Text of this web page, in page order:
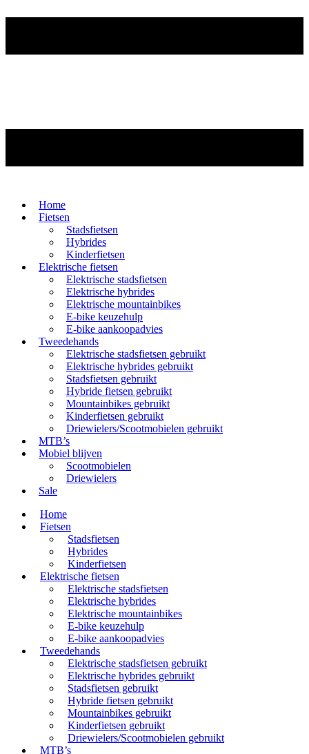
Home
Fietsen
Stadsfietsen
Hybrides
Kinderfietsen
Elektrische fietsen
Elektrische stadsfietsen
Elektrische hybrides
Elektrische mountainbikes
E-bike keuzehulp
E-bike aankoopadvies
Tweedehands
Elektrische stadsfietsen gebruikt
Elektrische hybrides gebruikt
Stadsfietsen gebruikt
Hybride fietsen gebruikt
Mountainbikes gebruikt
Kinderfietsen gebruikt
Driewielers/Scootmobielen gebruikt
MTB’s
Mobiel blijven
Scootmobielen
Driewielers
Sale
Home
Fietsen
Stadsfietsen
Hybrides
Kinderfietsen
Elektrische fietsen
Elektrische stadsfietsen
Elektrische hybrides
Elektrische mountainbikes
E-bike keuzehulp
E-bike aankoopadvies
Tweedehands
Elektrische stadsfietsen gebruikt
Elektrische hybrides gebruikt
Stadsfietsen gebruikt
Hybride fietsen gebruikt
Mountainbikes gebruikt
Kinderfietsen gebruikt
Driewielers/Scootmobielen gebruikt
MTB’s